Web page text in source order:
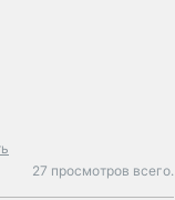
27 просмотров всего.